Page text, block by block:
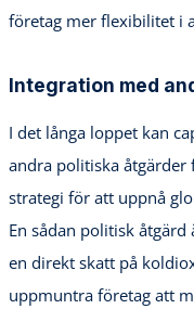
företag mer flexibilitet i
Integration med
I det långa loppet kan
andra politiska åtgärder
strategi för att uppnå
En sådan politisk
en direkt skatt på
uppmuntra företag att